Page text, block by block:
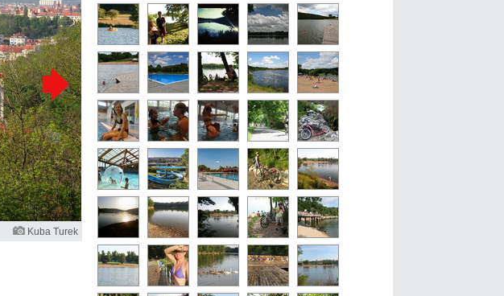
Kuba Turek